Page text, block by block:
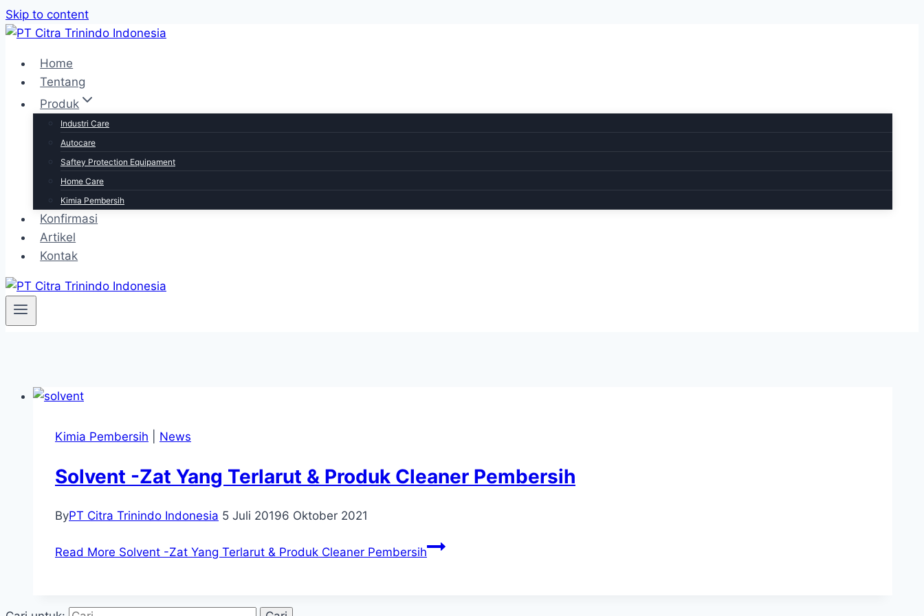
Skip to content
Home
Tentang
Produk
Industri Care
Autocare
Saftey Protection Equipament
Home Care
Kimia Pembersih
Konfirmasi
Artikel
Kontak
Kimia Pembersih News
Solvent -Zat Yang Terlarut & Produk Cleaner Pembersih
ByPT Citra Trinindo Indonesia 5 Juli 20196 Oktober 2021
Read More Solvent -Zat Yang Terlarut & Produk Cleaner Pembersih